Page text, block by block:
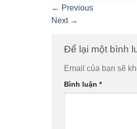
← Previous
Next →
Để lại một bình
Email của bạn sẽ
Bình luận *